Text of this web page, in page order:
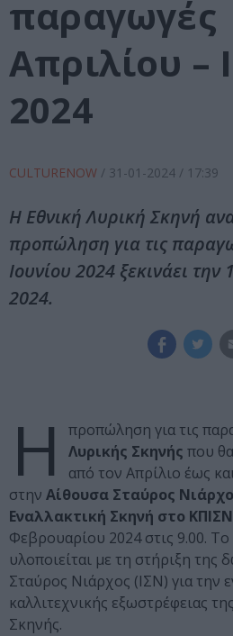
παραγωγές
Απριλίου –
2024
CULTURENOW / 31-01-2024 / 17:39
Η Εθνική Λυρική Σκηνή
προπώληση για τις
Ιουνίου 2024 ξεκινάει
2024.
H προπώληση για τις
Λυρικής Σκηνής που
από τον Απρίλιο έως
στην Αίθουσα Σταύρος
Εναλλακτική Σκηνή στο ΚΠΙΣΝ
Φεβρουαρίου 2024 στις 9.00.
υλοποιείται με τη στήριξη της
Σταύρος Νιάρχος (ΙΣΝ) για την
καλλιτεχνικής εξωστρέφειας
Σκηνής.